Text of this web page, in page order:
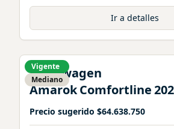
Ir a detalles
Vigente
Mediano
Volkswagen
AmarokComfortline
Precio sugerido $64.638.750